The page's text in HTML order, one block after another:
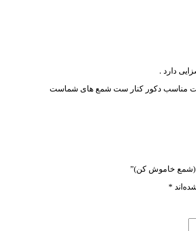
دارد .
مناسب دکور کنار ست شمع های شماست
(شمع خاموش کن)”
*